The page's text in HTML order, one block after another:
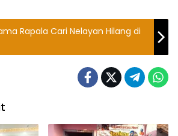
Rapala Cari Nelayan Hilang di